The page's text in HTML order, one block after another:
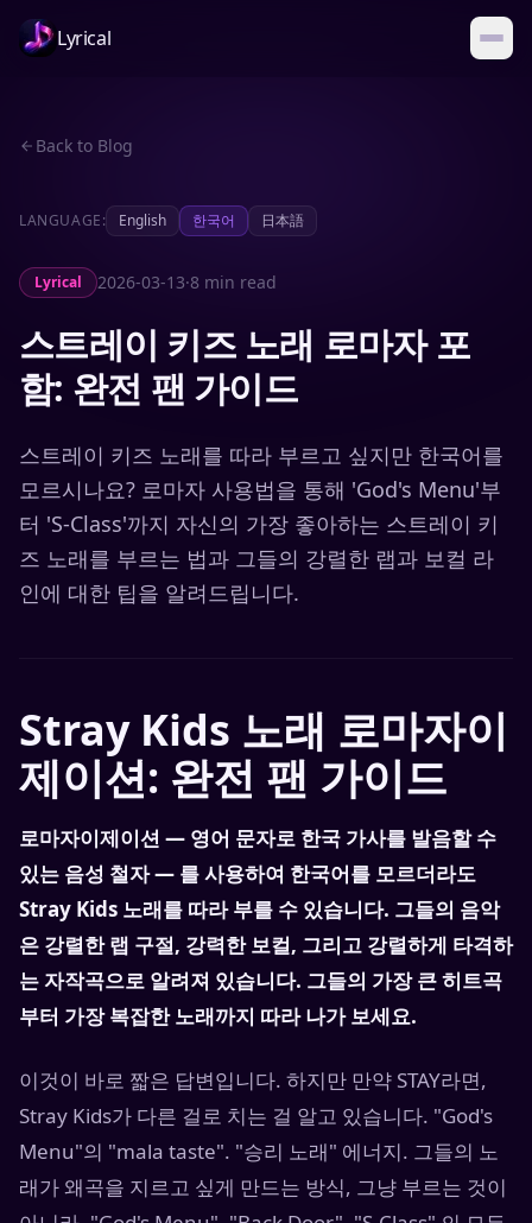
Lyrical
Back to Blog
LANGUAGE: English 한국어 日本語
Lyrical 2026-03-13·8 min read
스트레이 키즈 노래 로마자 포
함: 완전 팬 가이드
스트레이 키즈 노래를 따라 부르고 싶지만 한국어를
모르시나요? 로마자 사용법을 통해 'God's Menu'부
터 'S-Class'까지 자신의 가장 좋아하는 스트레이 키
즈 노래를 부르는 법과 그들의 강렬한 랩과 보컬 라
인에 대한 팁을 알려드립니다.
Stray Kids 노래 로마자이
제이션: 완전 팬 가이드
로마자이제이션 — 영어 문자로 한국 가사를 발음할 수
있는 음성 철자 — 를 사용하여 한국어를 모르더라도
Stray Kids 노래를 따라 부를 수 있습니다. 그들의 음악
은 강렬한 랩 구절, 강력한 보컬, 그리고 강렬하게 타격하
는 자작곡으로 알려져 있습니다. 그들의 가장 큰 히트곡
부터 가장 복잡한 노래까지 따라 나가 보세요.
이것이 바로 짧은 답변입니다. 하지만 만약 STAY라면,
Stray Kids가 다른 걸로 치는 걸 알고 있습니다. "God's
Menu"의 "mala taste". "승리 노래" 에너지. 그들의 노
래가 왜곡을 지르고 싶게 만드는 방식, 그냥 부르는 것이